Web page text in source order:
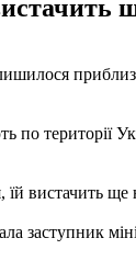
по території
вистачить ще
заступник